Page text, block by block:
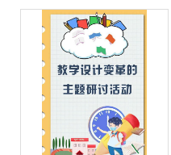
推平最清检验成品
近缘合法因如\n##
简策正示 主展统学
进校园活动方案